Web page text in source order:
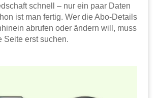
schnell – nur ein paar Daten
ist man fertig. Wer die Abo-Details
abrufen oder ändern will, muss
Seite erst suchen.